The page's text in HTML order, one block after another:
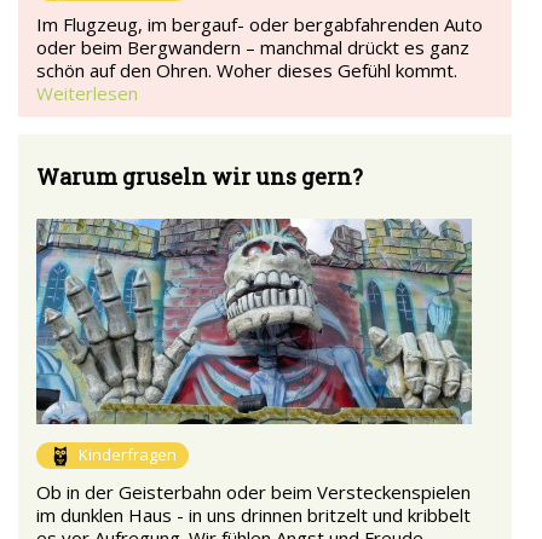
Im Flugzeug, im bergauf- oder bergabfahrenden Auto
oder beim Bergwandern – manchmal drückt es ganz
schön auf den Ohren. Woher dieses Gefühl kommt.
Weiterlesen
Warum gruseln wir uns gern?
Kinderfragen
Ob in der Geisterbahn oder beim Versteckenspielen
im dunklen Haus - in uns drinnen britzelt und kribbelt